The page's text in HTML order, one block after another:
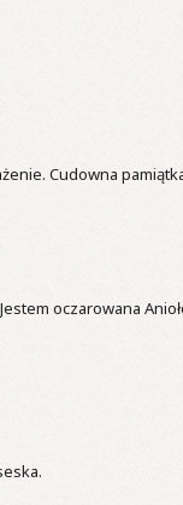
Cudowna
oczarowana